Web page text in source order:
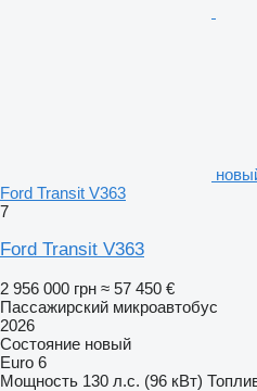
Ford Transit V363
7
Ford Transit V363
2 956 000 грн ≈ 57 450 €
Пассажирский микроавтобус
2026
Состояние новый
Euro 6
Мощность 130 л.с. (96 кВт)